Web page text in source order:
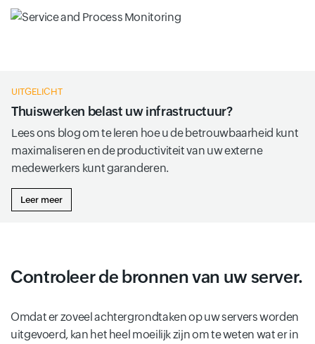
UITGELICHT
Thuiswerken belast uw infrastructuur?
Lees ons blog om te leren hoe u de betrouwbaarheid kunt
maximaliseren en de productiviteit van uw externe
medewerkers kunt garanderen.
Leer meer
Controleer de bronnen van uw server.
Omdat er zoveel achtergrondtaken op uw servers worden
uitgevoerd, kan het heel moeilijk zijn om te weten wat er in